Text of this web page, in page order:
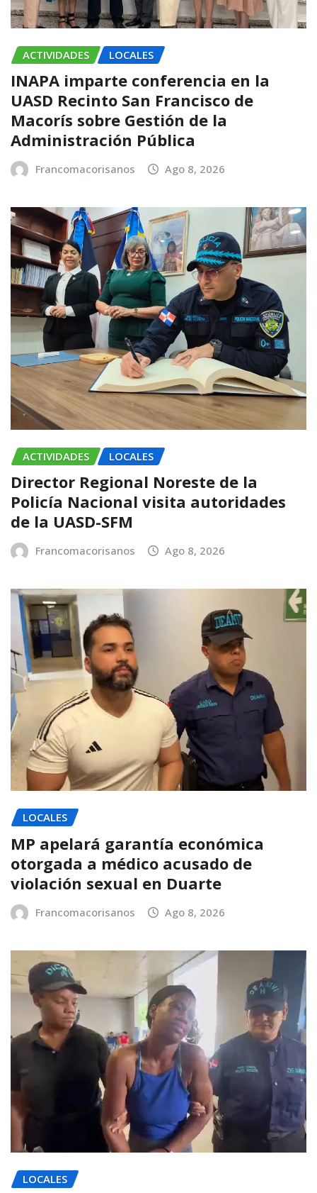
ACTIVIDADES LOCALES
INAPA imparte conferencia en la
UASD Recinto San Francisco de
Macorís sobre Gestión de la
Administración Pública
Francomacorisanos Ago 8, 2026
ACTIVIDADES LOCALES
Director Regional Noreste de la
Policía Nacional visita autoridades
de la UASD-SFM
Francomacorisanos Ago 8, 2026
LOCALES
MP apelará garantía económica
otorgada a médico acusado de
violación sexual en Duarte
Francomacorisanos Ago 8, 2026
LOCALES